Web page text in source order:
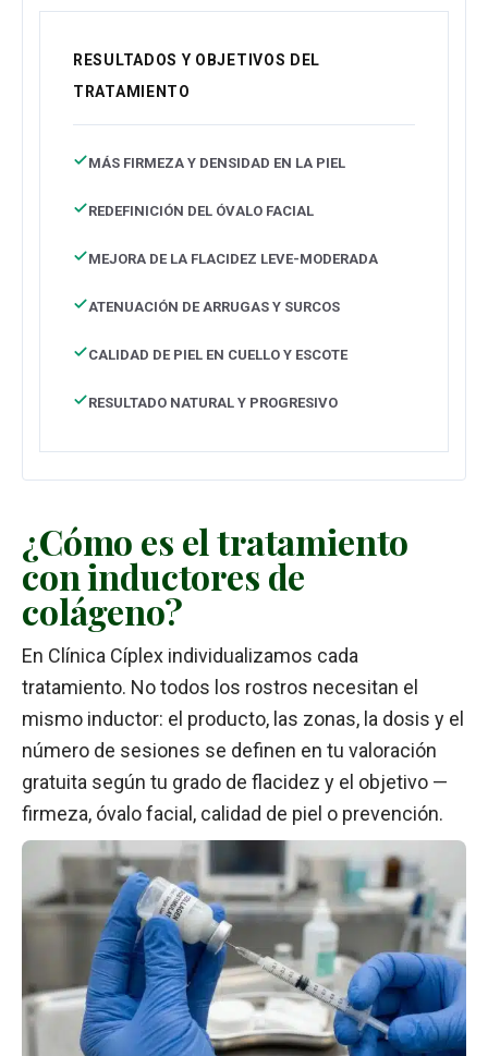
RESULTADOS Y OBJETIVOS DEL
TRATAMIENTO
MÁS FIRMEZA Y DENSIDAD EN LA PIEL
REDEFINICIÓN DEL ÓVALO FACIAL
MEJORA DE LA FLACIDEZ LEVE-MODERADA
ATENUACIÓN DE ARRUGAS Y SURCOS
CALIDAD DE PIEL EN CUELLO Y ESCOTE
RESULTADO NATURAL Y PROGRESIVO
¿Cómo es el tratamiento
con inductores de
colágeno?
En Clínica Cíplex individualizamos cada
tratamiento. No todos los rostros necesitan el
mismo inductor: el producto, las zonas, la dosis y el
número de sesiones se definen en tu valoración
gratuita según tu grado de flacidez y el objetivo —
firmeza, óvalo facial, calidad de piel o prevención.